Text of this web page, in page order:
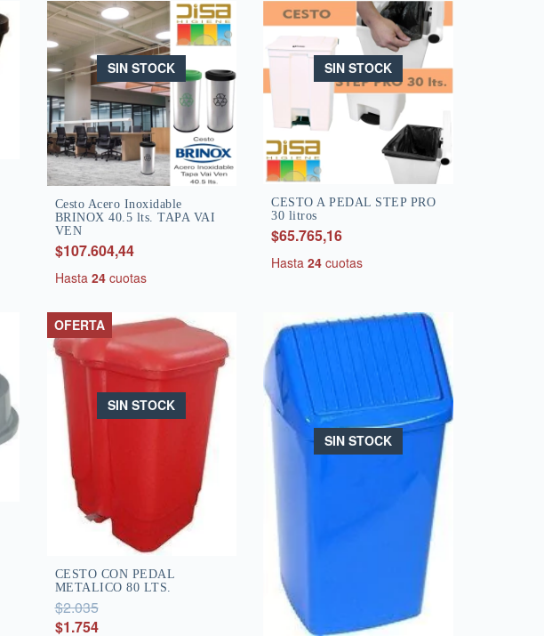
SIN STOCK
Cesto Acero Inoxidable
BRINOX 40.5 lts. TAPA VAI
VEN
$107.604,44
Hasta 24cuotas
SIN STOCK
CESTO A PEDAL STEP PRO
30 litros
$65.765,16
Hasta24 cuotas
SIN STOCK
OFERTA
CESTO CON PEDAL
METALICO 80 LTS.
$2.035
$1.754
SIN STOCK